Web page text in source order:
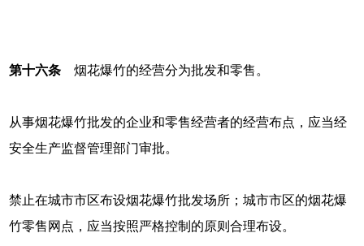
第十六条 烟花爆竹的经营分为批发和零售。
从事烟花爆竹批发的企业和零售经营者的经营布点，应当经
安全生产监督管理部门审批。
禁止在城市市区布设烟花爆竹批发场所；城市市区的烟花爆
竹零售网点，应当按照严格控制的原则合理布设。